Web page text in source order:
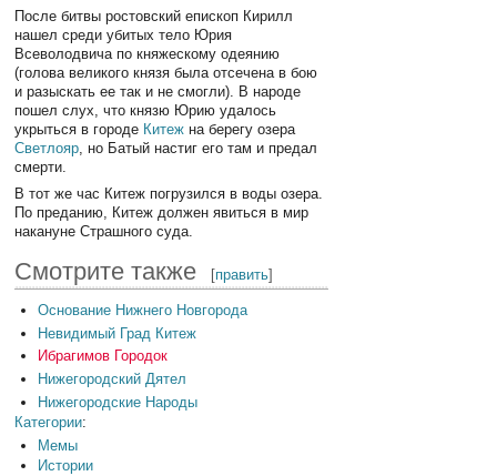
После битвы ростовский епископ Кирилл
нашел среди убитых тело Юрия
Всеволодвича по княжескому одеянию
(голова великого князя была отсечена в бою
и разыскать ее так и не смогли). В народе
пошел слух, что князю Юрию удалось
укрыться в городе Китеж на берегу озера
Светлояр, но Батый настиг его там и предал
смерти.
В тот же час Китеж погрузился в воды озера.
По преданию, Китеж должен явиться в мир
накануне Страшного суда.
Смотрите также [править]
Основание Нижнего Новгорода
Невидимый Град Китеж
Ибрагимов Городок
Нижегородский Дятел
Нижегородские Народы
Категории:
Мемы
Истории